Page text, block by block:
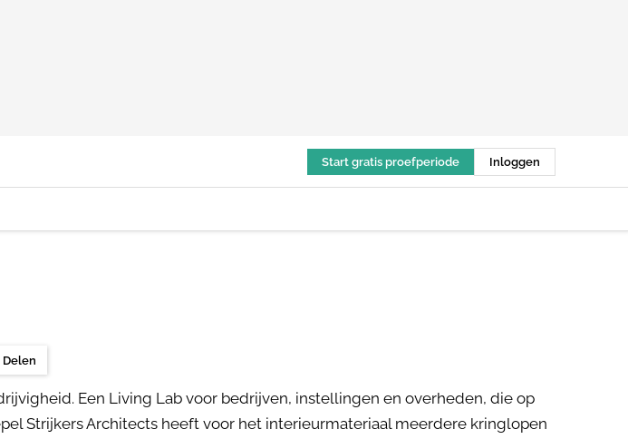
Start gratis proefperiode Inloggen
Delen
Een Living Lab voor bedrijven, instellingen en overheden, die op
Strijkers Architects heeft voor het interieurmateriaal meerdere kringlopen